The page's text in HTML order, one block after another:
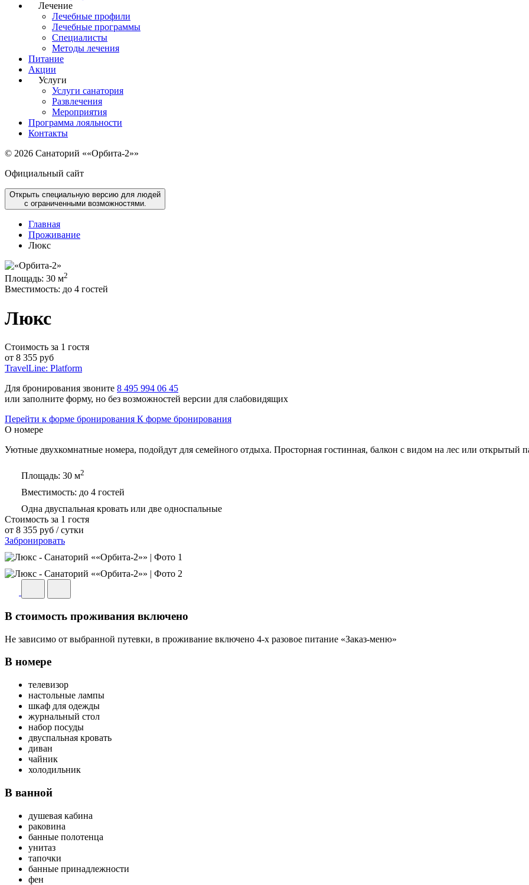
Лечение
Лечебные профили
Лечебные программы
Специалисты
Методы лечения
Питание
Акции
Услуги
Услуги санатория
Развлечения
Мероприятия
Программа лояльности
Контакты
© 2026 Санаторий ««Орбита-2»»
Официальный сайт
Открыть специальную версию для людей
с ограниченными возможностями.
Главная
Проживание
Люкс
Площадь: 30 м2
Вместимость: до 4 гостей
Люкс
Стоимость за 1 гостя
от 8 355 руб
TravelLine: Platform
Для бронирования звоните 8 495 994 06 45
или заполните форму, но без возможностей версии для слабовидящих
Перейти к форме бронирования К форме бронирования
О номере
Уютные двухкомнатные номера, подойдут для семейного отдыха. Просторная гостинная, балкон с видом на лес или открытый
Площадь: 30 м2
Вместимость: до 4 гостей
Одна двуспальная кровать или две односпальные
Стоимость за 1 гостя
от 8 355 руб / сутки
Забронировать
В стоимость проживания включено
Не зависимо от выбранной путевки, в проживание включено 4-х разовое питание «Заказ-меню»
В номере
телевизор
настольные лампы
шкаф для одежды
журнальный стол
набор посуды
двуспальная кровать
диван
чайник
холодильник
В ванной
душевая кабина
раковина
банные полотенца
унитаз
тапочки
банные принадлежности
фен